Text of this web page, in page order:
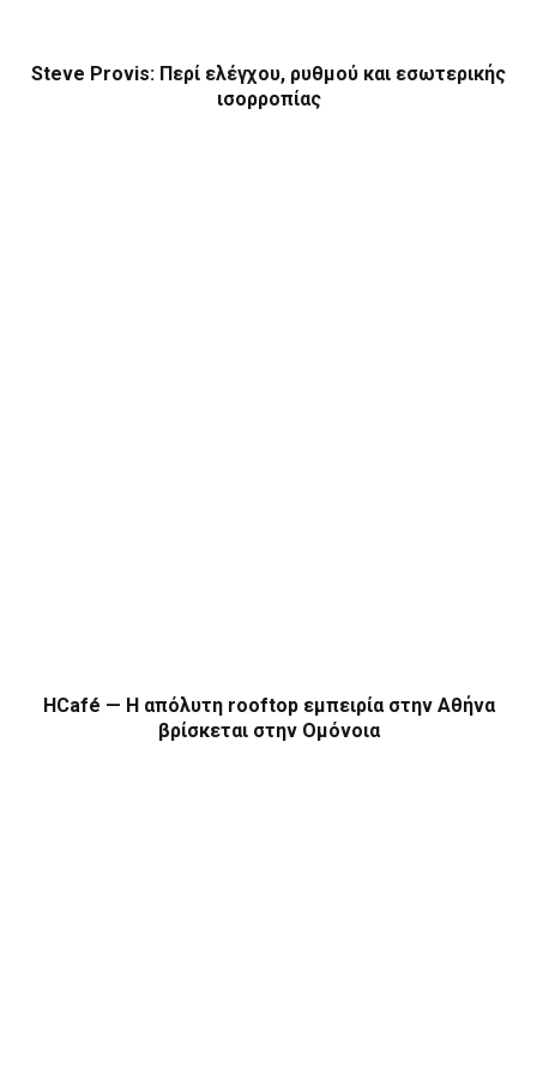
Steve Provis: Περί ελέγχου, ρυθμού και εσωτερικής
ισορροπίας
HCafé — Η απόλυτη rooftop εμπειρία στην Αθήνα
βρίσκεται στην Ομόνοια